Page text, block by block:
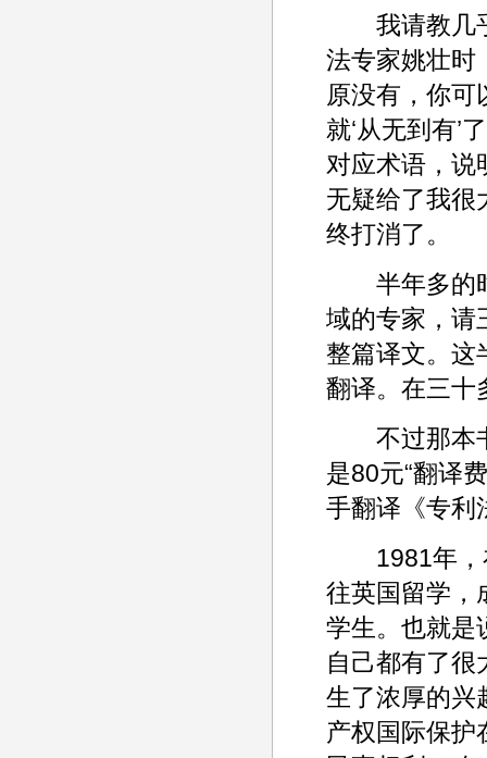
我请教几乎
法专家姚壮时
原没有，你
就‘从无到有’
对应术语，说
无疑给了我很
终打消了。
半年多的时
域的专家，请
整篇译文。这
翻译。在三十
不过那本书
是80元“翻译
手翻译《专利
1981年，在
往英国留学，
学生。也就是
自己都有了很
生了浓厚的兴
产权国际保护